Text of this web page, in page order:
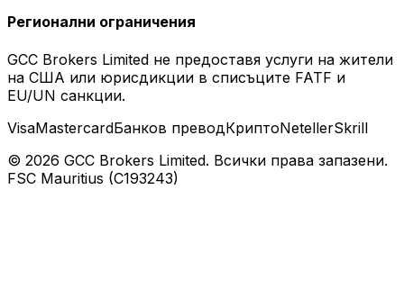
Регионални ограничения
GCC Brokers Limited не предоставя услуги на жители
на США или юрисдикции в списъците FATF и
EU/UN санкции.
VisaMastercardБанков преводКриптоNetellerSkrill
© 2026 GCC Brokers Limited. Всички права запазени.
FSC Mauritius (C193243)